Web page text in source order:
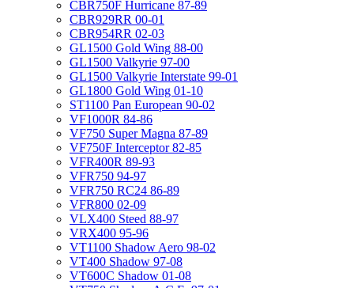
CBR750F Hurricane 87-89
CBR929RR 00-01
CBR954RR 02-03
GL1500 Gold Wing 88-00
GL1500 Valkyrie 97-00
GL1500 Valkyrie Interstate 99-01
GL1800 Gold Wing 01-10
ST1100 Pan European 90-02
VF1000R 84-86
VF750 Super Magna 87-89
VF750F Interceptor 82-85
VFR400R 89-93
VFR750 94-97
VFR750 RC24 86-89
VFR800 02-09
VLX400 Steed 88-97
VRX400 95-96
VT1100 Shadow Aero 98-02
VT400 Shadow 97-08
VT600C Shadow 01-08